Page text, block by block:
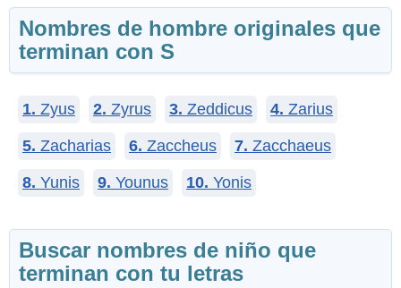
Nombres de hombre originales que
terminan con S
1. Zyus 2. Zyrus 3. Zeddicus 4. Zarius
5. Zacharias 6. Zaccheus 7. Zacchaeus
8. Yunis 9. Younus 10. Yonis
Buscar nombres de niño que
terminan con tu letras